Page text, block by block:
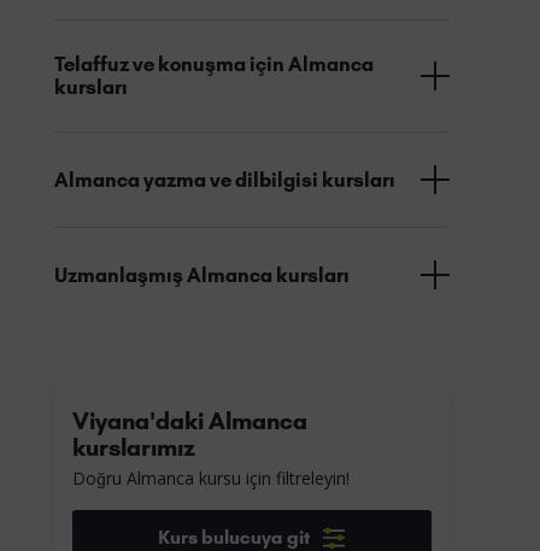
Telaffuz ve konuşma için Almanca
kursları
Almanca yazma ve dilbilgisi kursları
Uzmanlaşmış Almanca kursları
Viyana'daki Almanca
kurslarımız
Doğru Almanca kursu için filtreleyin!
Kurs bulucuya git